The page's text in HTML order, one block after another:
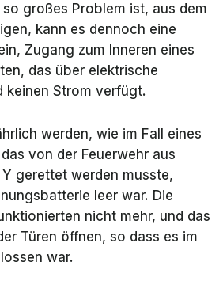
großes Problem ist, aus dem
kann es dennoch eine
Zugang zum Inneren eines
das über elektrische
keinen Strom verfügt.
werden, wie im Fall eines
von der Feuerwehr aus
gerettet werden musste,
leer war. Die
nicht mehr, und das
Türen öffnen, so dass es im
war.